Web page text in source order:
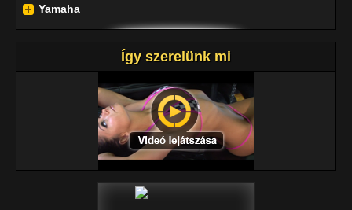
Yamaha
Így szerelünk mi